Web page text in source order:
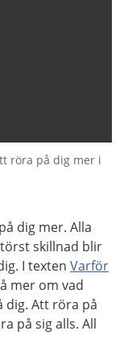
röra på dig mer i
dig mer. Alla
skillnad blir
I texten Varför
mer om vad
dig. Att röra på
på sig alls. All